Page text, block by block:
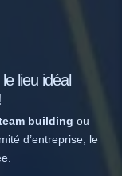
lieu idéal
building ou
d’entreprise, le